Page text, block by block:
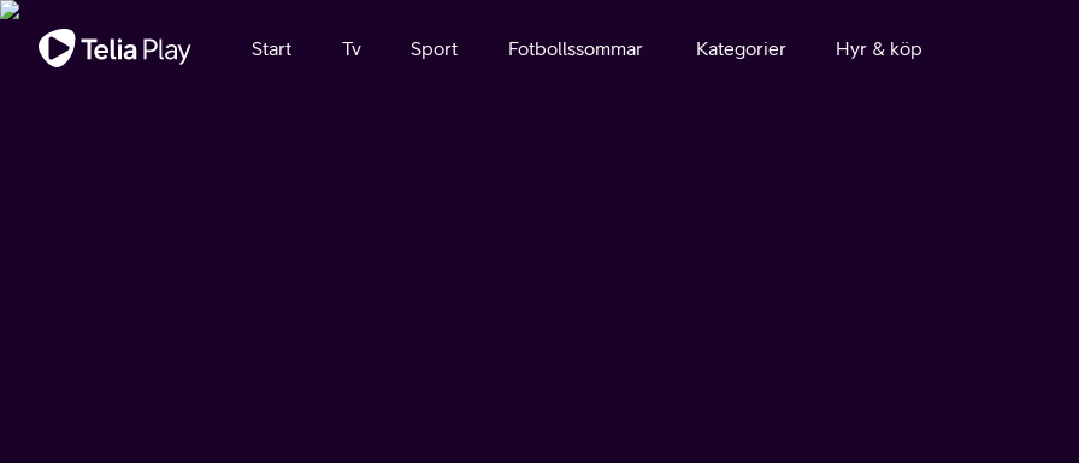
Viktigt meddelande
Start Tv Sport Fotbollssommar Kategorier Hyr & köp